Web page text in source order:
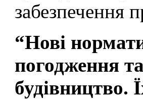
забезпечення
“Нові
погодження
будівництво.